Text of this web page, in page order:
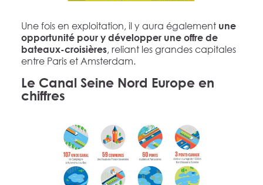
Une fois en exploitation, il y aura également une
opportunité pour y développer une offre de
bateaux-croisières, reliant les grandes capitales
entre Paris et Amsterdam.
Le Canal Seine Nord Europe en
chiffres